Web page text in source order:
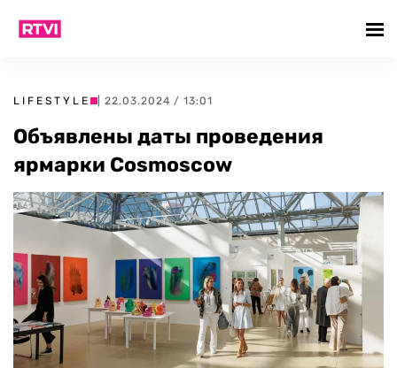
LIFESTYLE | 22.03.2024 / 13:01
Объявлены даты проведения
ярмарки Cosmoscow